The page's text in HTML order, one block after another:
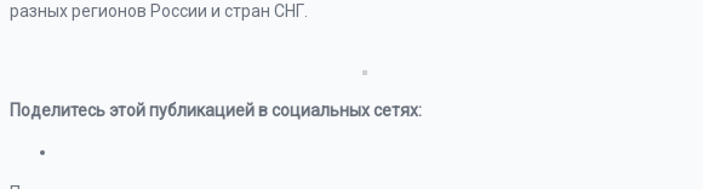
разных регионов России и стран СНГ.
Поделитесь этой публикацией в социальных сетях: